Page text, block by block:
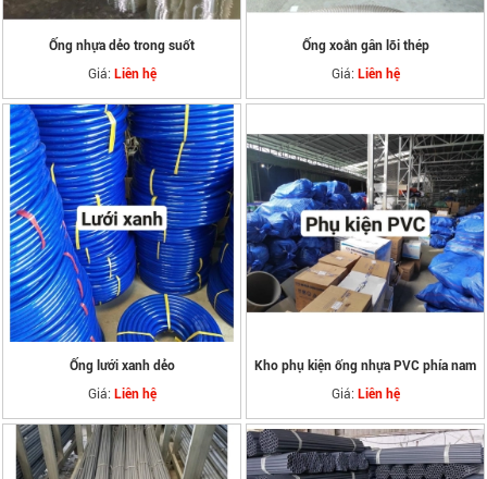
Ống nhựa dẻo trong suốt
Giá: Liên hệ
Ống xoắn gân lõi thép
Giá: Liên hệ
Ống lưới xanh dẻo
Giá: Liên hệ
Kho phụ kiện ống nhựa PVC phía nam
Giá: Liên hệ